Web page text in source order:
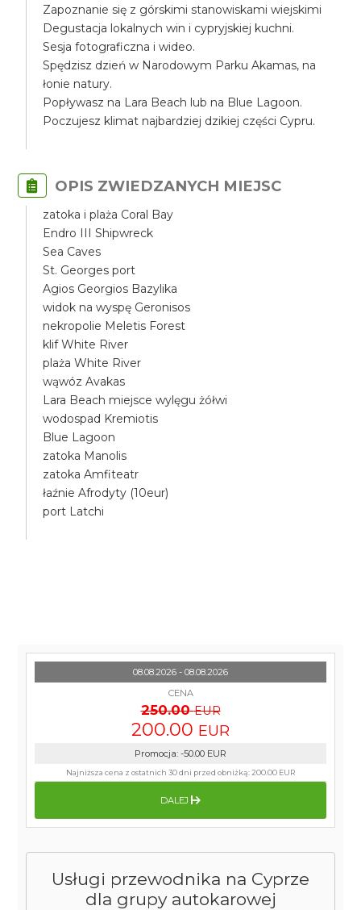
Zapoznanie się z górskimi stanowiskami wiejskimi
Degustacja lokalnych win i cypryjskiej kuchni.
Sesja fotograficzna i wideo.
Spędzisz dzień w Narodowym Parku Akamas, na
łonie natury.
Popływasz na Lara Beach lub na Blue Lagoon.
Poczujesz klimat najbardziej dzikiej części Cypru.
OPIS ZWIEDZANYCH MIEJSC
zatoka i plaża Coral Bay
Endro III Shipwreck
Sea Caves
St. Georges port
Agios Georgios Bazylika
widok na wyspę Geronisos
nekropolie Meletis Forest
klif White River
plaża White River
wąwóz Avakas
Lara Beach miejsce wylęgu żółwi
wodospad Kremiotis
Blue Lagoon
zatoka Manolis
zatoka Amfiteatr
łaźnie Afrodyty (10eur)
port Latchi
Usługi przewodnika na Cyprze
dla grupy autokarowej
08.08.2026 - 08.08.2026
CENA
250.00 EUR
200.00 EUR
Promocja: -50.00 EUR
Najniższa cena z ostatnich 30 dni przed obniżką: 200.00 EUR
DALEJ